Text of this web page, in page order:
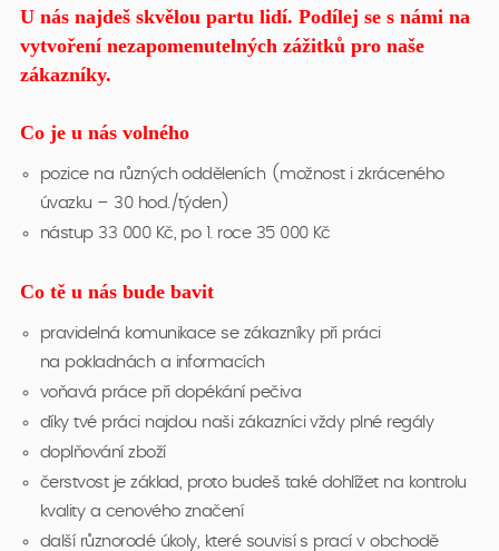
U nás najdeš skvělou partu lidí. Podílej se s námi na
vytvoření nezapomenutelných zážitků pro naše
zákazníky.
Co je u nás volného
pozice na různých odděleních (možnost i zkráceného
úvazku – 30 hod./týden)
nástup 33 000 Kč, po 1. roce 35 000 Kč
Co tě u nás bude bavit
pravidelná komunikace se zákazníky při práci
na pokladnách a informacích
voňavá práce při dopékání pečiva
díky tvé práci najdou naši zákazníci vždy plné regály
doplňování zboží
čerstvost je základ, proto budeš také dohlížet na kontrolu
kvality a cenového značení
další různorodé úkoly, které souvisí s prací v obchodě